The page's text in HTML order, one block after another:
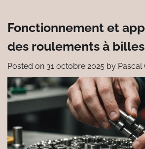
Fonctionnement et
des roulements à
Posted on 31 octobre 2025 by Pascal